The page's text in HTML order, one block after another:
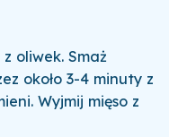
oliwek. Smaż
około 3-4 minuty z
Wyjmij mięso z